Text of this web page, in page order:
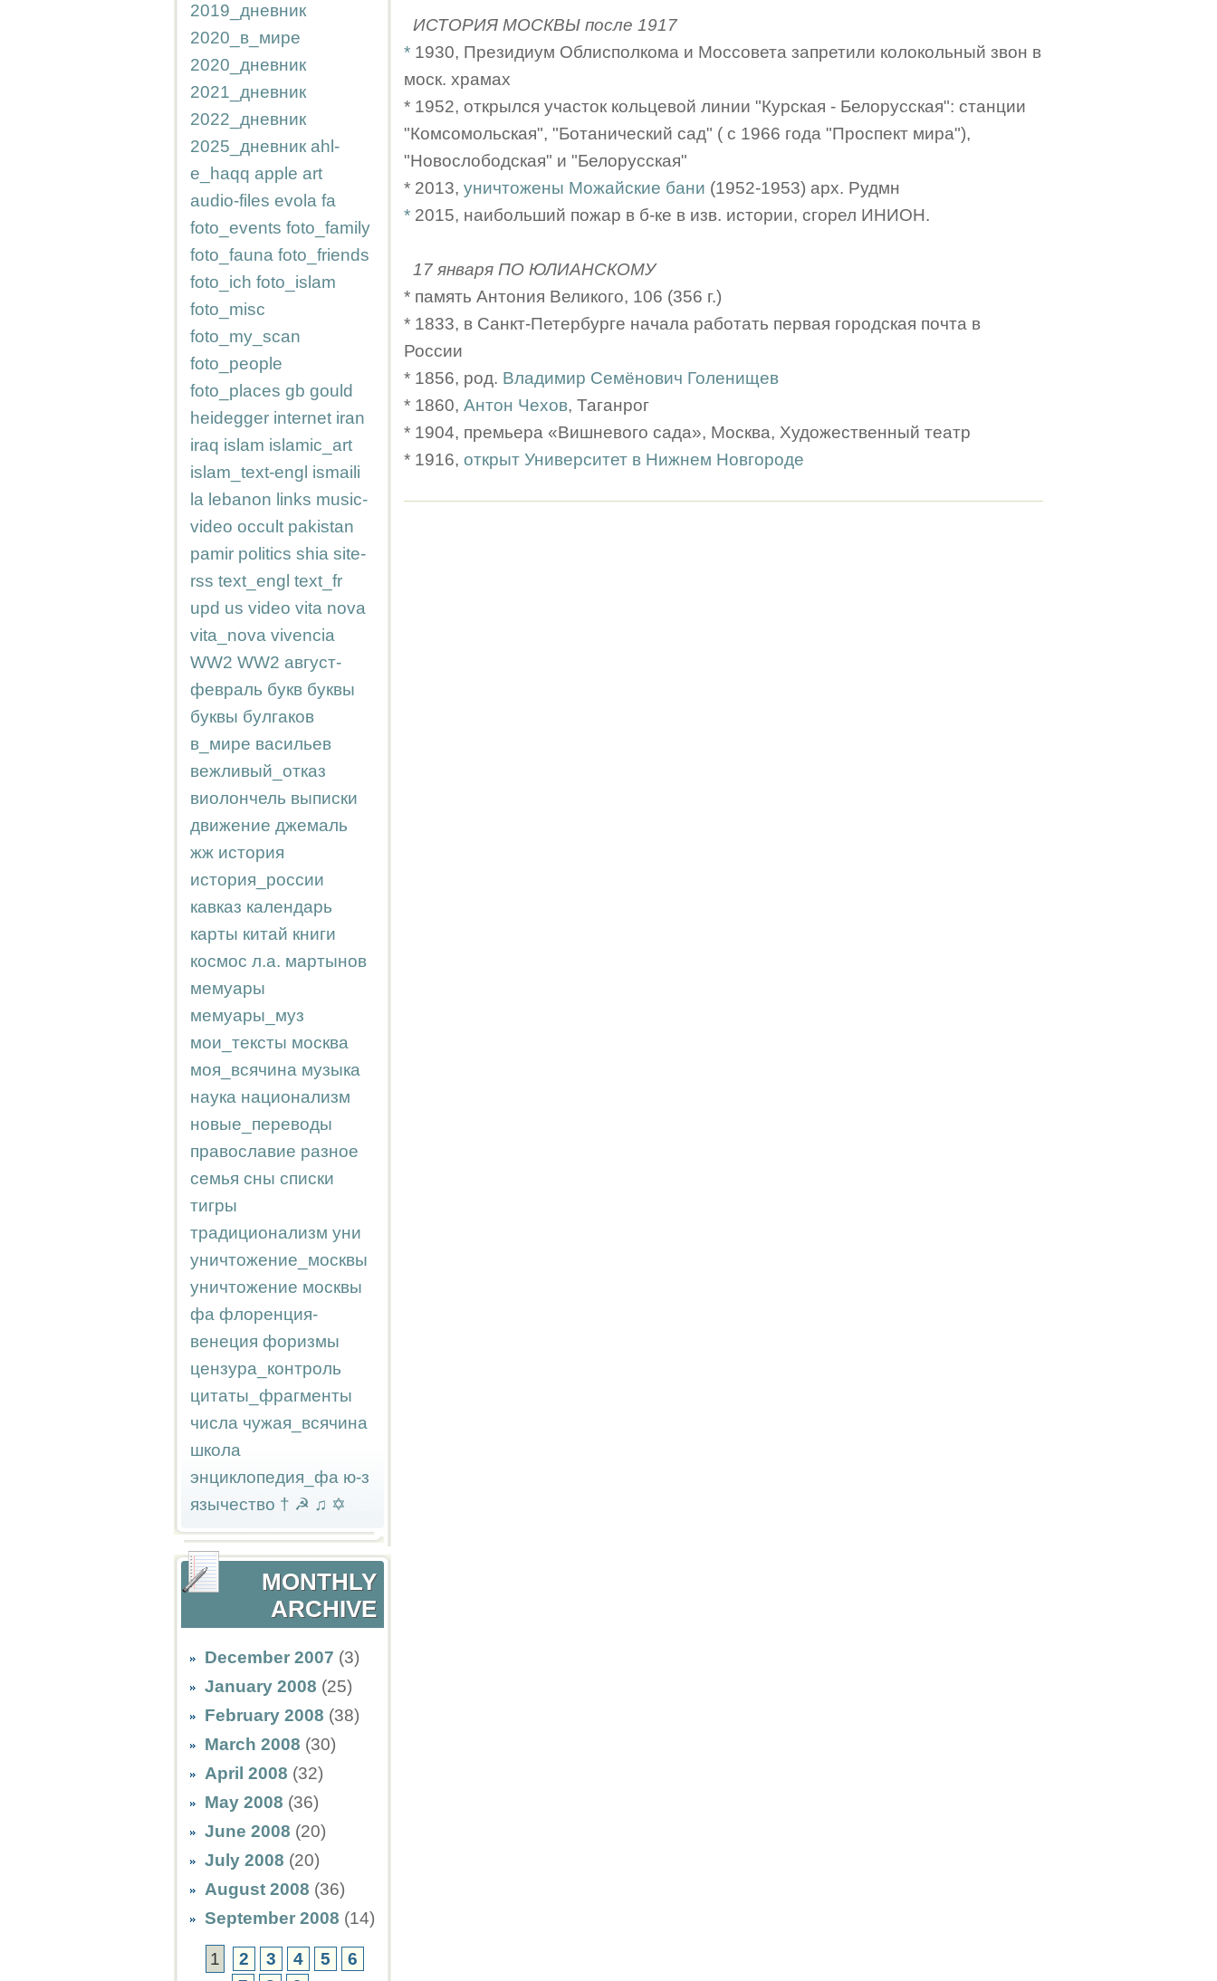
2019_дневник
2020_в_мире
2020_дневник
2021_дневник
2022_дневник
2025_дневник ahl-
e_haqq apple art
audio-files evola fa
foto_events foto_family
foto_fauna foto_friends
foto_ich foto_islam
foto_misc
foto_my_scan
foto_people
foto_places gb gould
heidegger internet iran
iraq islam islamic_art
islam_text-engl ismaili
la lebanon links music-
video occult pakistan
pamir politics shia site-
rss text_engl text_fr
upd us video vita nova
vita_nova vivencia
WW2 WW2 август-
февраль букв буквы
буквы булгаков
в_мире васильев
вежливый_отказ
виолончель выписки
движение джемаль
жж история
история_россии
кавказ календарь
карты китай книги
космос л.а. мартынов
мемуары
мемуары_муз
мои_тексты москва
моя_всячина музыка
наука национализм
новые_переводы
православие разное
семья сны списки
тигры
традиционализм уни
уничтожение_москвы
уничтожение москвы
фа флоренция-
венеция форизмы
цензура_контроль
цитаты_фрагменты
числа чужая_всячина
школа
энциклопедия_фа ю-з
язычество † ☭ ♫ ✡
MONTHLY
ARCHIVE
December 2007 (3)
January 2008 (25)
February 2008 (38)
March 2008 (30)
April 2008 (32)
May 2008 (36)
June 2008 (20)
July 2008 (20)
August 2008 (36)
September 2008 (14)
1 2 3 4 5
6
ИСТОРИЯ МОСКВЫ после 1917
* 1930, Президиум Облисполкома и Моссовета запретили колокольный звон в
моск. храмах
* 1952, открылся участок кольцевой линии "Курская - Белорусская": станции
"Комсомольская", "Ботанический сад" ( с 1966 года "Проспект мира"),
"Новослободская" и "Белорусская"
* 2013, уничтожены Можайские бани (1952-1953) арх. Рудмн
* 2015, наибольший пожар в б-ке в изв. истории, сгорел ИНИОН.
17 января ПО ЮЛИАНСКОМУ
* память Антония Великого, 106 (356 г.)
* 1833, в Санкт-Петербурге начала работать первая городская почта в
России
* 1856, род. Владимир Семёнович Голенищев
* 1860, Антон Чехов, Таганрог
* 1904, премьера «Вишневого сада», Москва, Художественный театр
* 1916, открыт Университет в Нижнем Новгороде